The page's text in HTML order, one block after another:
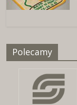
Polecamy